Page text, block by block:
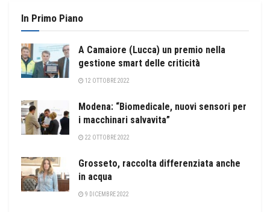
In Primo Piano
A Camaiore (Lucca) un premio nella
gestione smart delle criticità
12 OTTOBRE 2022
Modena: “Biomedicale, nuovi sensori per
i macchinari salvavita”
22 OTTOBRE 2022
Grosseto, raccolta differenziata anche
in acqua
9 DICEMBRE 2022